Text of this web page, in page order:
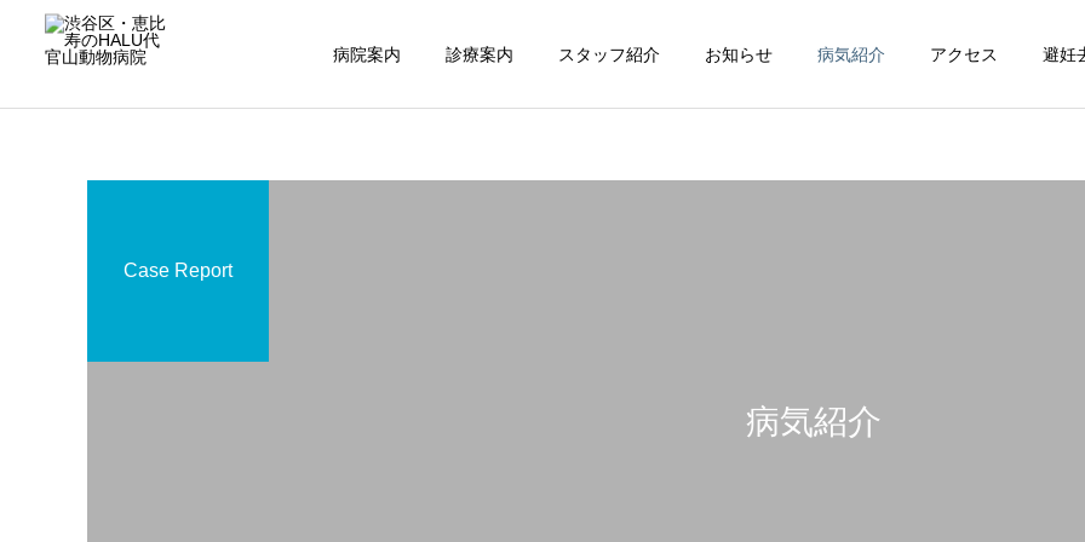
病院案内 診療案内 スタッフ紹介 お知らせ 病気紹介 アクセス 避妊
脳神経科病気紹介
Case Report